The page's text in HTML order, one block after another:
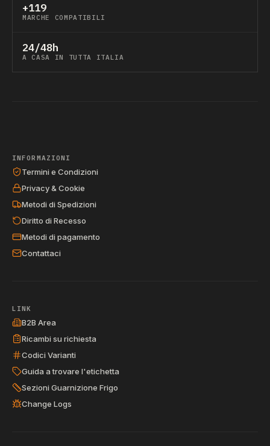
+119
MARCHE COMPATIBILI
24/48h
A CASA IN TUTTA ITALIA
INFORMAZIONI
Termini e Condizioni
Privacy & Cookie
Metodi di Spedizioni
Diritto di Recesso
Metodi di pagamento
Contattaci
LINK
B2B Area
Ricambi su richiesta
Codici Varianti
Guida a trovare l'etichetta
Sezioni Guarnizione Frigo
Change Logs